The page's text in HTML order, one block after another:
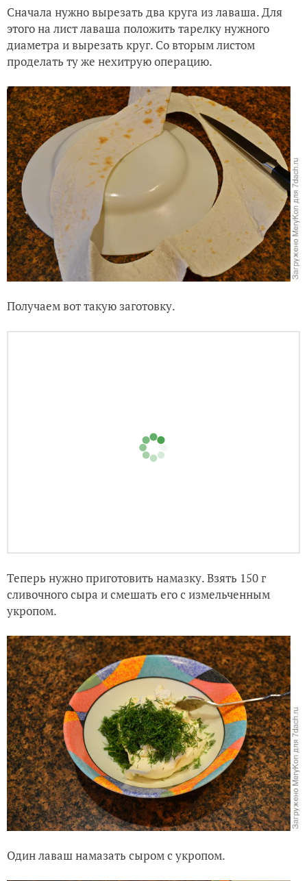
Сначала нужно вырезать два круга из лаваша. Для
этого на лист лаваша положить тарелку нужного
диаметра и вырезать круг. Со вторым листом
проделать ту же нехитрую операцию.
Получаем вот такую заготовку.
Теперь нужно приготовить намазку. Взять 150 г
укропом.
Один лаваш намазать сыром с укропом.